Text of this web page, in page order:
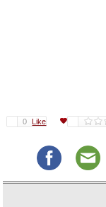
Like
0